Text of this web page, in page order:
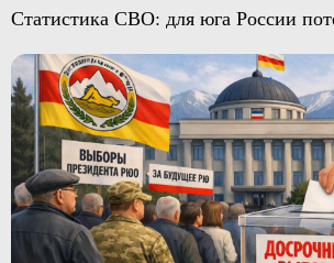
Статистика СВО: для юга России